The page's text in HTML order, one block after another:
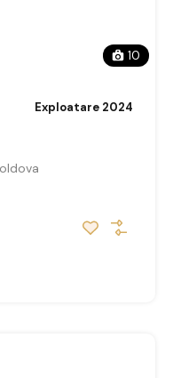
10
Exploatare 2024